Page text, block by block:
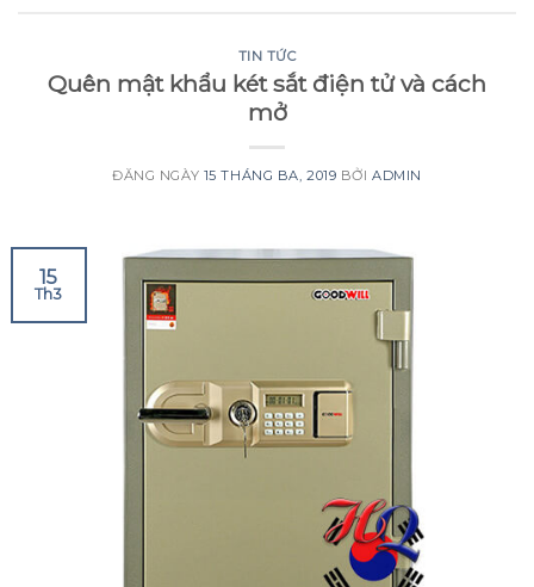
TIN TỨC
Quên mật khẩu két sắt điện tử và cách
mở
ĐĂNG NGÀY 15 THÁNG BA, 2019 BỞIADMIN
15
Th3